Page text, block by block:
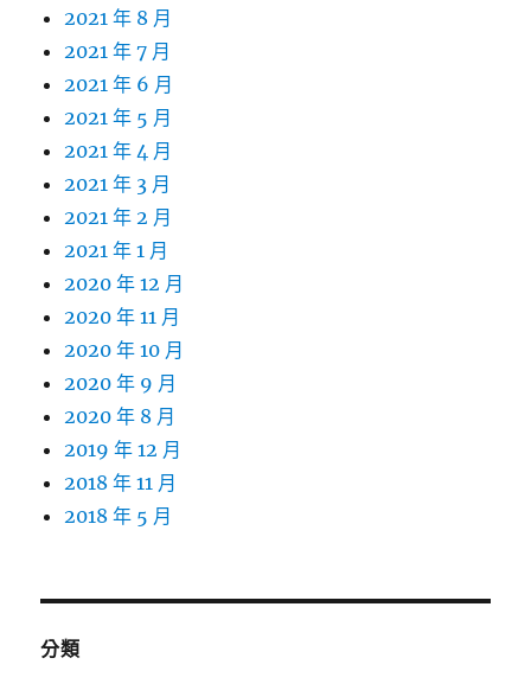
2021 年 8 月
2021 年 7 月
2021 年 6 月
2021 年 5 月
2021 年 4 月
2021 年 3 月
2021 年 2 月
2021 年 1 月
2020 年 12 月
2020 年 11 月
2020 年 10 月
2020 年 9 月
2020 年 8 月
2019 年 12 月
2018 年 11 月
2018 年 5 月
分類